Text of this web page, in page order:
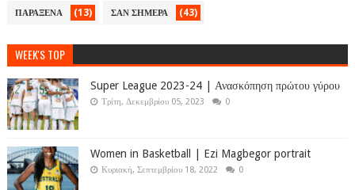
ΠΑΡΑΞΕΝΑ (13) ΣΑΝ ΣΗΜΕΡΑ (43)
WEEK'S TOP
Super League 2023-24 | Ανασκόπηση πρώτου γύρου
Τρίτη, Δεκεμβρίου 05, 2023 0
Women in Basketball | Ezi Magbegor portrait
Κυριακή, Σεπτεμβρίου 18, 2022 0